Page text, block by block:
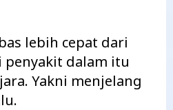
lebih cepat dari
penyakit dalam itu
Yakni menjelang